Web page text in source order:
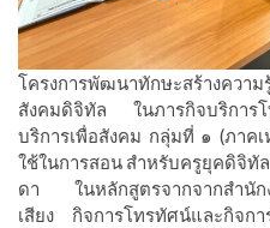
โครงการพัฒนาทักษะสร้างควา
สังคมดิจิทัล ในภารกิจบริการโ
บริการเพื่อสังคม กลุ่มที่ ๑ (ภาค
ใช้ในการสอน สำหรับครูยุคดิจิทั
ดา ในหลักสูตรจากจากสำนักง
เสียง กิจการโทรทัศน์และกิจก